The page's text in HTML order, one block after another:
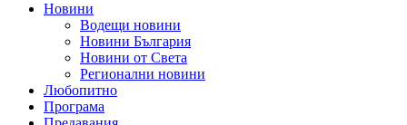
Новини
Водещи новини
Новини България
Новини от Света
Регионални новини
Любопитно
Програма